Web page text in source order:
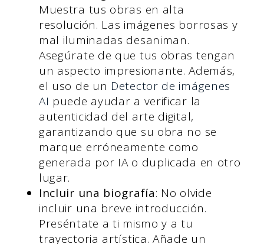
Muestra tus obras en alta
resolución. Las imágenes borrosas y
mal iluminadas desaniman.
Asegúrate de que tus obras tengan
un aspecto impresionante. Además,
el uso de un Detector de imágenes
AI puede ayudar a verificar la
autenticidad del arte digital,
garantizando que su obra no se
marque erróneamente como
generada por IA o duplicada en otro
lugar.
Incluir una biografía: No olvide
incluir una breve introducción.
Preséntate a ti mismo y a tu
trayectoria artística. Añade un